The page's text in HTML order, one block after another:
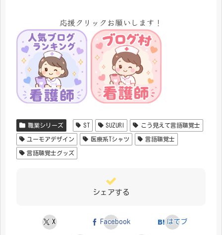
応援クリックお願いします！
職業シリーズ ST SUZURI こう見えて言語聴覚士
ユーモアデザイン 医療系Tシャツ 言語聴覚士
言語聴覚士グッズ
シェアする
X Facebook はてブ